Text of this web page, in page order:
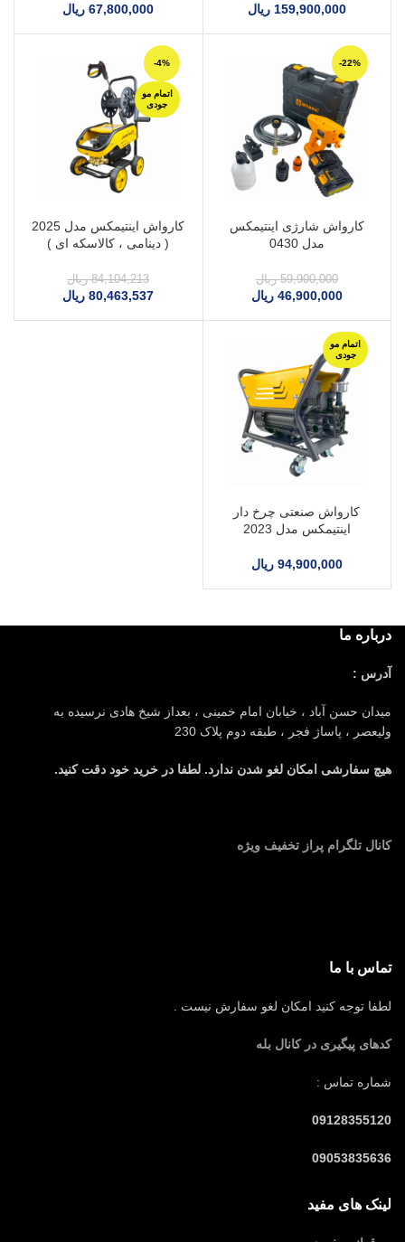
159,900,000 ریال 67,800,000 ریال
-22%
کارواش شارژی اینتیمکس
مدل 0430
59,900,000 ریال
46,900,000 ریال
-4%
اتمام مو
جودی
کارواش اینتیمکس مدل 2025
( دینامی ، کالاسکه ای )
84,104,213 ریال
80,463,537 ریال
اتمام مو
جودی
کارواش صنعتی چرخ دار
اینتیمکس مدل 2023
94,900,000 ریال
درباره ما
آدرس :
میدان حسن آباد ، خیابان امام خمینی ، بعداز شیخ هادی نرسیده به
ولیعصر ، پاساژ فجر ، طبقه دوم پلاک 230
هیچ سفارشی امکان لغو شدن ندارد. لطفا در خرید خود دقت کنید.
کانال تلگرام پراز تخفیف ویژه
تماس با ما
لطفا توجه کنید امکان لغو سفارش نیست .
کدهای پیگیری در کانال بله
شماره تماس :
09128355120
09053835636
لینک های مفید